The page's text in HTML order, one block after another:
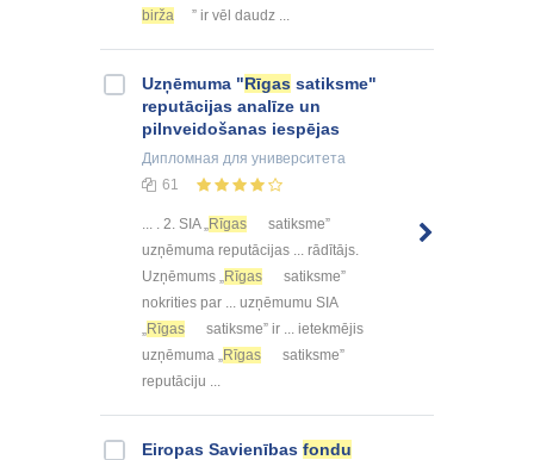
birža
” ir vēl daudz ...
Uzņēmuma "Rīgas satiksme"
reputācijas analīze un
pilnveidošanas iespējas
Дипломная для университета
61
... . 2. SIA „ Rīgas
satiksme”
uzņēmuma reputācijas ... rādītājs.
Uzņēmums „ Rīgas
satiksme”
nokrities par ... uzņēmumu SIA
Rīgas
satiksme” ir ... ietekmējis
uzņēmuma „ Rīgas
satiksme”
reputāciju ...
Eiropas Savienības fondu